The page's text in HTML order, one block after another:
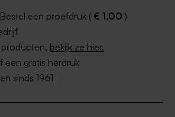
een proefdruk ( € 1,00 )
producten, bekijk ze hier.
een gratis herdruk
sinds 1961